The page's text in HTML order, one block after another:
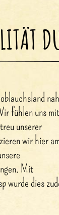
fühlen uns mit
unserer
wir hier
Mit
wurde dies